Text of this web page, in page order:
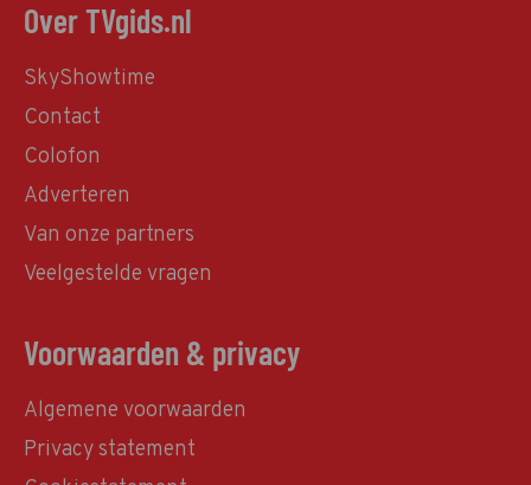
Over TVgids.nl
SkyShowtime
Contact
Colofon
Adverteren
Van onze partners
Veelgestelde vragen
Voorwaarden & privacy
Algemene voorwaarden
Privacy statement